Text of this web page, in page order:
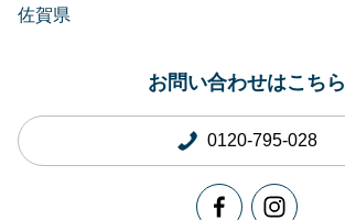
佐賀県
お問い合わせはこちら
0120-795-028